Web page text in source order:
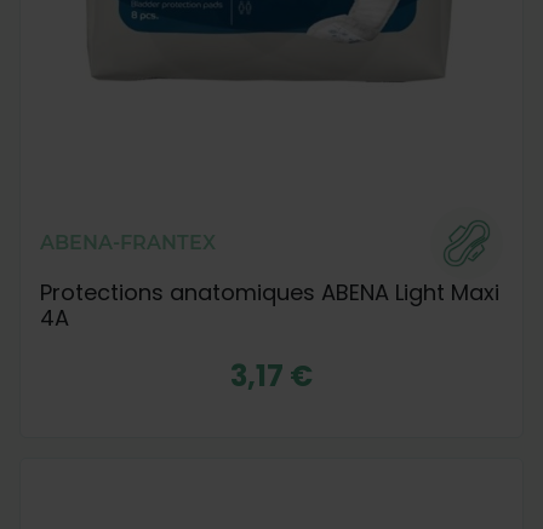
ABENA-FRANTEX
Protections anatomiques ABENA Light Maxi
4A
3,17 €